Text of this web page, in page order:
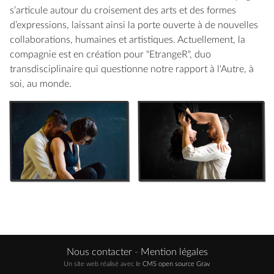
s’articule autour du croisement des arts et des formes
d’expressions, laissant ainsi la porte ouverte à de nouvelles
collaborations, humaines et artistiques. Actuellement, la
compagnie est en création pour "EtrangeR", duo
transdisciplinaire qui questionne notre rapport à l'Autre, à
soi, au monde.
Nous contacter- Mention légales
Un site web réalisé avec le CMS open source Grav